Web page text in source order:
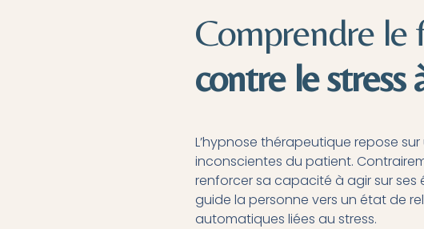
Comprendre le
contre le stress
L’hypnose thérapeutique repose
inconscientes du patient.
renforcer sa capacité à agir sur ses
guide la personne vers un état de
automatiques liées au stress.